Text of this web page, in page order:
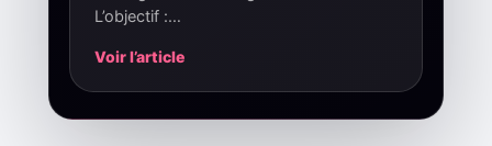
L’objectif :…
Voir l’article